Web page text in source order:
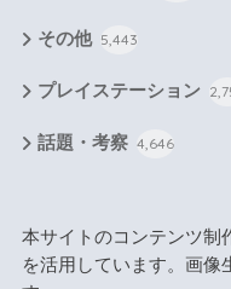
その他 5,443
プレイステーション
話題・考察 4,646
本サイトのコンテンツ制
を活用しています。画像